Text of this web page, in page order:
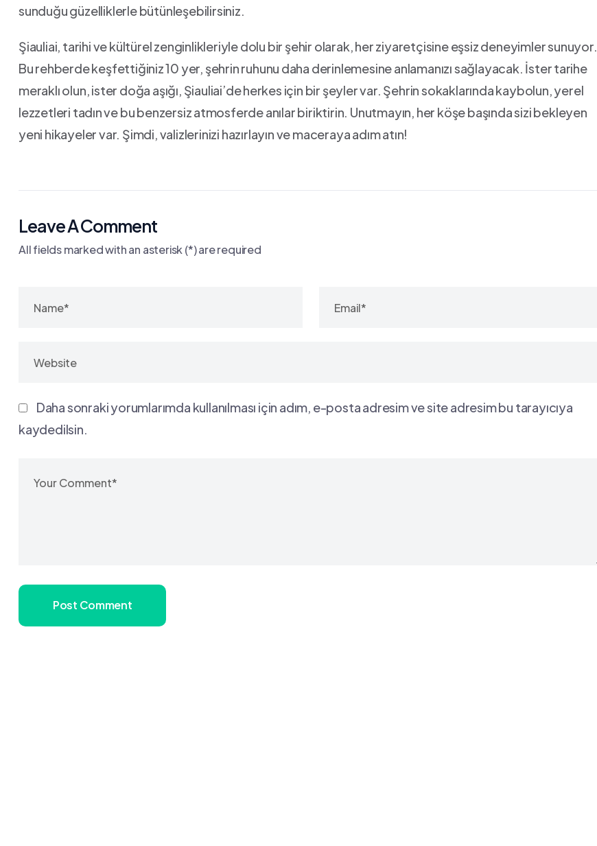
sunduğu güzelliklerle bütünleşebilirsiniz.
Şiauliai, tarihi ve kültürel zenginlikleriyle dolu bir şehir olarak, her ​ziyaretçisine‍ eşsiz deneyimler sunuyor.
Bu⁢ rehberde keşfettiğiniz ⁣10 yer, şehrin ruhunu⁣ daha derinlemesine anlamanızı sağlayacak. İster ⁣tarihe
meraklı olun, ister doğa aşığı, Şiauliai’de ⁢herkes için bir şeyler var. Şehrin sokaklarında kaybolun, yerel
lezzetleri tadın ⁤ve‍ bu benzersiz ⁤atmosferde anılar biriktirin.​ Unutmayın, her köşe başında ‍sizi bekleyen
yeni hikayeler var. Şimdi, valizlerinizi hazırlayın ve maceraya adım atın!
Leave A Comment
All fields marked with an asterisk (*) are required
Daha sonraki yorumlarımda kullanılması için adım, e-posta adresim ve site adresim bu tarayıcıya
kaydedilsin.
Post Comment